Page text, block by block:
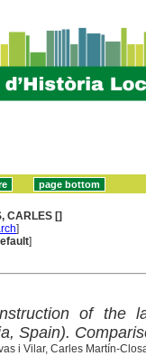
CARLES []
]
]
of the
Spain).
i Vilar, Carles Martín-